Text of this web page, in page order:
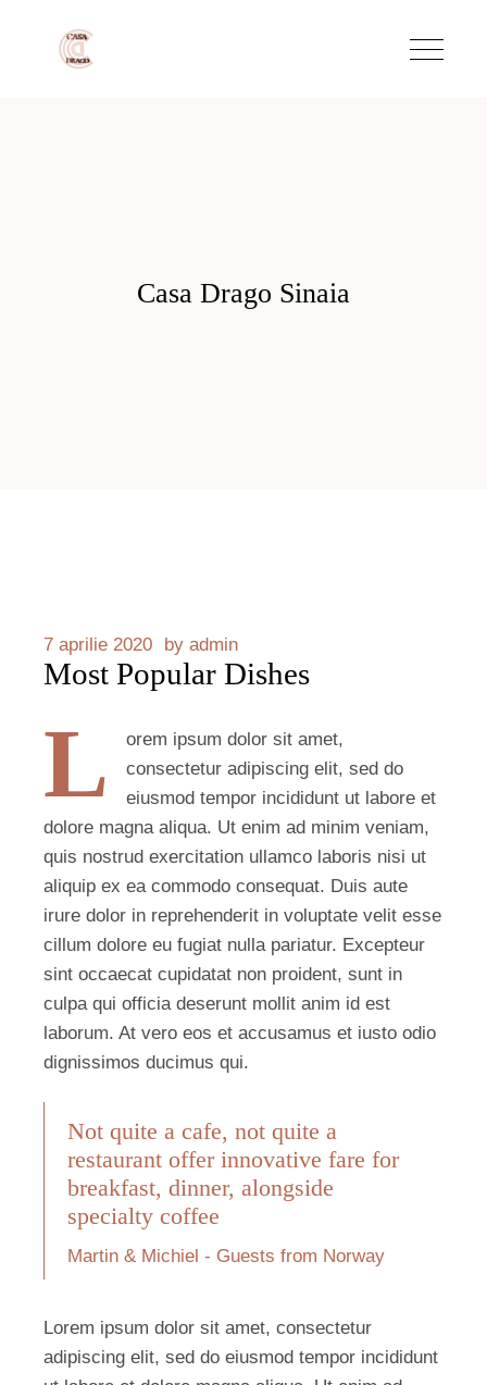
Casa Drago Sinaia
7 aprilie 2020 by admin
Most Popular Dishes
L
orem ipsum dolor sit amet,
consectetur adipiscing elit, sed do
eiusmod tempor incididunt ut labore et
dolore magna aliqua. Ut enim ad minim veniam,
quis nostrud exercitation ullamco laboris nisi ut
aliquip ex ea commodo consequat. Duis aute
irure dolor in reprehenderit in voluptate velit esse
cillum dolore eu fugiat nulla pariatur. Excepteur
sint occaecat cupidatat non proident, sunt in
culpa qui officia deserunt mollit anim id est
laborum. At vero eos et accusamus et iusto odio
dignissimos ducimus qui.
Not quite a cafe, not quite a
restaurant offer innovative fare for
breakfast, dinner, alongside
specialty coffee
Martin & Michiel - Guests from Norway
Lorem ipsum dolor sit amet, consectetur
adipiscing elit, sed do eiusmod tempor incididunt